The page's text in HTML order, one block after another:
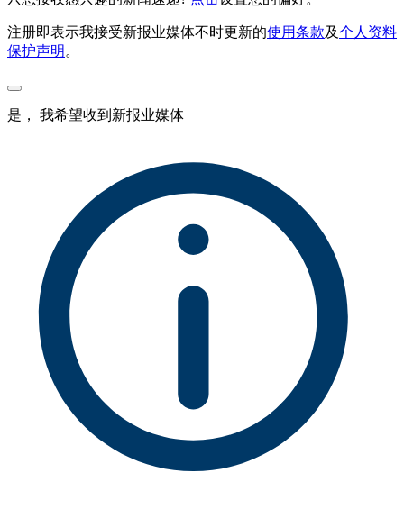
注册即表示我接受新报业媒体不时更新的使用条款及个人资料
保护声明。
是， 我希望收到新报业媒体